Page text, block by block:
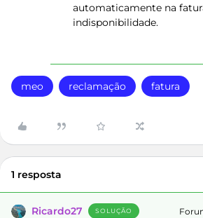
automaticamente na
indisponibilidade.
meo reclamação fatura
1 resposta
Ricardo27 SOLUÇÃO